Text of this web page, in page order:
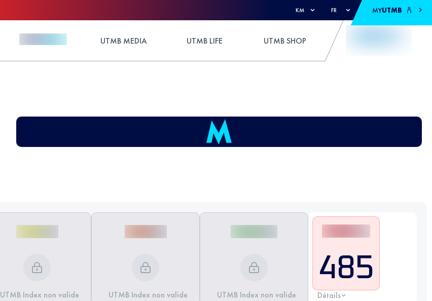
KM FR MYUTMB
UTMB MEDIA UTMB LIFE UTMB SHOP
UTMB Index non valide UTMB Index non valide UTMB Index non valide
485
Détails